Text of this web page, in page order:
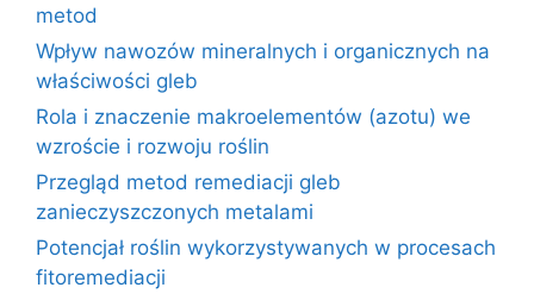
metod
Wpływ nawozów mineralnych i organicznych na
właściwości gleb
Rola i znaczenie makroelementów (azotu) we
wzroście i rozwoju roślin
Przegląd metod remediacji gleb
zanieczyszczonych metalami
Potencjał roślin wykorzystywanych w procesach
fitoremediacji